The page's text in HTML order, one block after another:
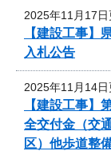
2025年11月17日
【建設工事
入札公告
2025年11月14日
【建設工事】
全交付金（交
区）他歩道整